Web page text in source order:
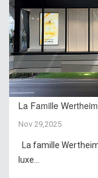
La Famille
Nov 29,2025
La famille
luxe...